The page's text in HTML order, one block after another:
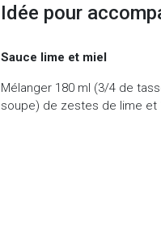
Idée pour
Sauce lime et miel
Mélanger 180 ml (3/4 de
soupe) de zestes de lime et